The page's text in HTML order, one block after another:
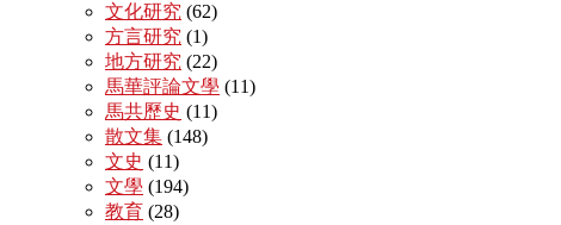
文化研究 (62)
方言研究 (1)
地方研究 (22)
馬華評論文學 (11)
馬共歷史 (11)
散文集 (148)
文史 (11)
文學 (194)
教育 (28)